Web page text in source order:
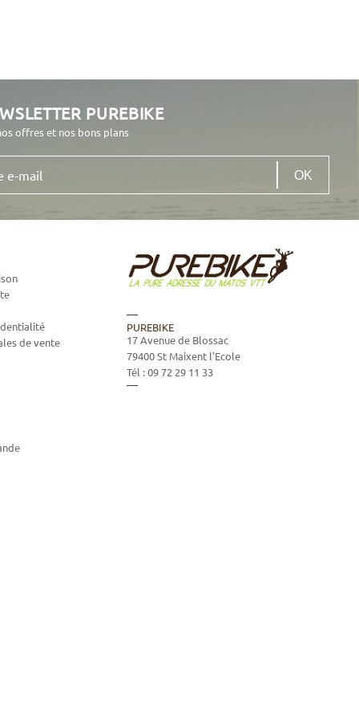
PUREBIKE
offres et nos bons plans
de vente
PUREBIKE
17 Avenue de Blossac
79400St Maixent l'Ecole
Tél :09 72 29 11 33